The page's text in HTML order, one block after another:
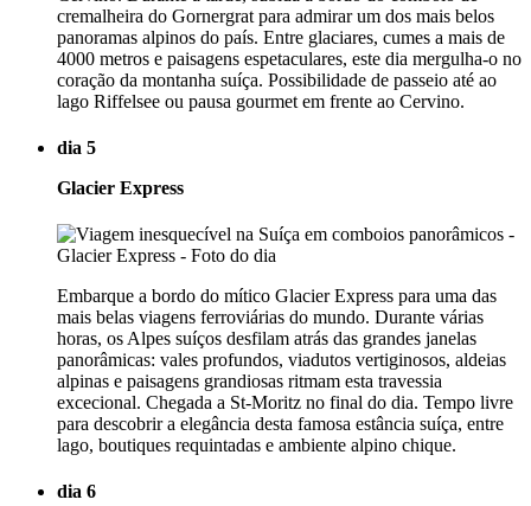
cremalheira do Gornergrat para admirar um dos mais belos
panoramas alpinos do país. Entre glaciares, cumes a mais de
4000 metros e paisagens espetaculares, este dia mergulha-o no
coração da montanha suíça. Possibilidade de passeio até ao
lago Riffelsee ou pausa gourmet em frente ao Cervino.
dia 5
Glacier Express
Embarque a bordo do mítico Glacier Express para uma das
mais belas viagens ferroviárias do mundo. Durante várias
horas, os Alpes suíços desfilam atrás das grandes janelas
panorâmicas: vales profundos, viadutos vertiginosos, aldeias
alpinas e paisagens grandiosas ritmam esta travessia
excecional. Chegada a St-Moritz no final do dia. Tempo livre
para descobrir a elegância desta famosa estância suíça, entre
lago, boutiques requintadas e ambiente alpino chique.
dia 6